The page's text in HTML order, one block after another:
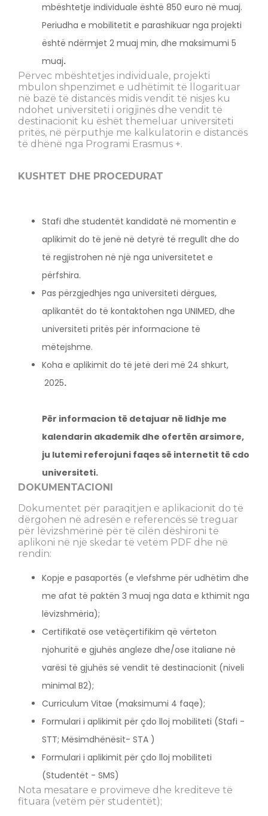
mbështetje individuale është 850 euro në muaj.
Periudha e mobilitetit e parashikuar nga projekti
është ndërmjet 2 muaj min, dhe maksimumi 5
muaj.
Përvec mbështetjes individuale, projekti
mbulon shpenzimet e udhëtimit të llogarituar
në bazë të distancës midis vendit të nisjes ku
ndohet universiteti i origjinës dhe vendit të
destinacionit ku ëshët themeluar universiteti
pritës, në përputhje me kalkulatorin e distancës
të dhënë nga Programi Erasmus +.
KUSHTET DHE PROCEDURAT
Stafi dhe studentët kandidatë në momentin e
aplikimit do të jenë në detyrë të rregullt dhe do
të regjistrohen në një nga universitetet e
përfshira.
Pas përzgjedhjes nga universiteti dërgues,
aplikantët do të kontaktohen nga UNIMED, dhe
universiteti pritës për informacione të
mëtejshme.
Koha e aplikimit do të jetë deri më 24 shkurt,
2025.
Për informacion të detajuar në lidhje me
kalendarin akademik dhe ofertën arsimore,
ju lutemi referojuni faqes së internetit të cdo
universiteti.
DOKUMENTACIONI
Dokumentet për paraqitjen e aplikacionit do të
dërgohen në adresën e referencës së treguar
për lëvizshmërinë për të cilën dëshironi të
aplikoni në një skedar të vetëm PDF dhe në
rendin:
Kopje e pasaportës (e vlefshme për udhëtim dhe
me afat të paktën 3 muaj nga data e kthimit nga
lëvizshmëria);
Certifikatë ose vetëçertifikim që vërteton
njohuritë e gjuhës angleze dhe/ose italiane në
varësi të gjuhës së vendit të destinacionit (niveli
minimal B2);
Curriculum Vitae (maksimumi 4 faqe);
Formulari i aplikimit për çdo lloj mobiliteti (Stafi -
STT; Mësimdhënësit- STA )
Formulari i aplikimit për çdo lloj mobiliteti
(Studentët - SMS)
Nota mesatare e provimeve dhe krediteve të
fituara (vetëm për studentët);